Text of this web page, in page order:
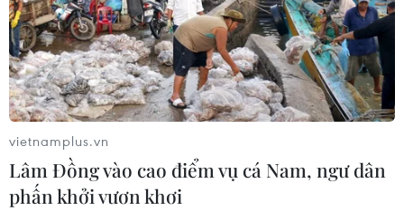
Vietcombank tài trợ 15 tỷ đồng hỗ trợ tỉnh
Thanh Hóa xóa nhà tạm, nhà dột nát
06/06/2025 10:54
Vietcombank hỗ trợ 15 tỷ đồng xây nhà cho hộ nghèo,
nhà tình nghĩa, nhà đại đoàn kết, góp phần thúc đẩy
vietnamplus.vn
Lâm Đồng vào cao điểm vụ cá Nam, ngư dân
phấn khởi vươn khơi